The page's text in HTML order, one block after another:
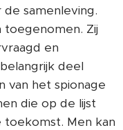
samenleving.
toegenomen. Zij
en
deel
van het spionage
die op de lijst
Men kan